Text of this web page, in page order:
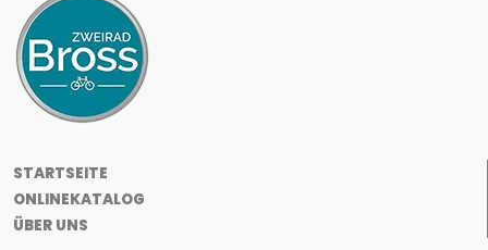
STARTSEITE
ONLINEKATALOG
ÜBER UNS